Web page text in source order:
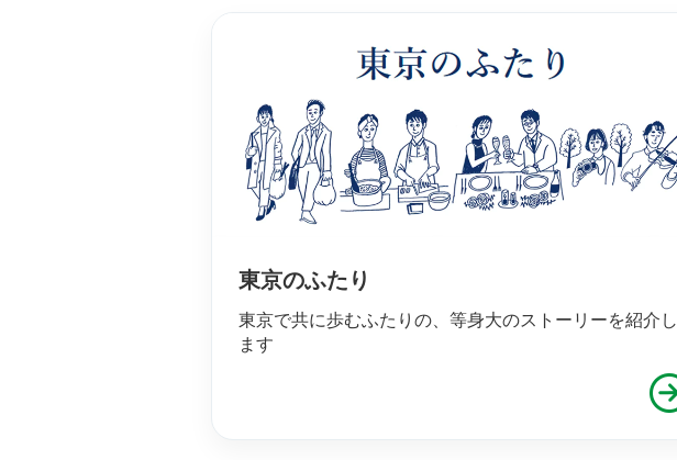
東京のふたり
東京で共に歩むふたりの、等身大のストーリーを紹介し
ます